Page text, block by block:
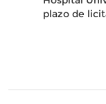
plazo de